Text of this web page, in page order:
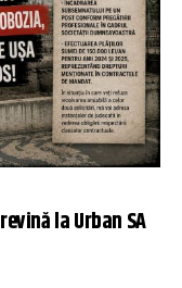
la Urban SA